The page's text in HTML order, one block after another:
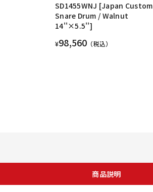
SD1455WNJ [Japan Custom
Snare Drum / Walnut
14''×5.5'']
¥98,560 （税込）
商品説明